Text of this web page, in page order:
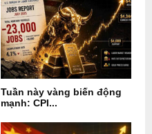
Tuần này vàng biến động
mạnh: CPI...